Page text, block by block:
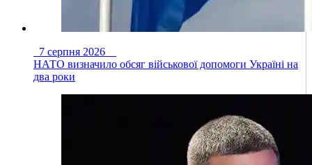
7 серпня 2026
НАТО визначило обсяг військової допомоги Україні на
два роки